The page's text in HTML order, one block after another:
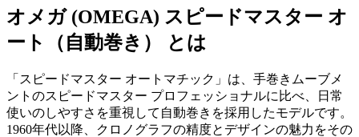
オメガ (OMEGA) スピードマスター オ
ート（自動巻き） とは
「スピードマスター オートマチック」は、手巻きムーブメ
ントのスピードマスター プロフェッショナルに比べ、日常
使いのしやすさを重視して自動巻きを採用したモデルです。
1960年代以降、クロノグラフの精度とデザインの魅力をその